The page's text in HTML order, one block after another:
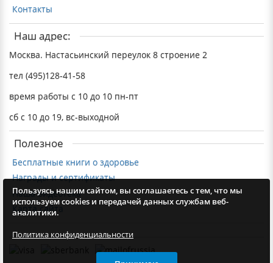
Контакты
Наш адрес:
Москва. Настасьинский переулок 8 строение 2
тел (495)128-41-58
время работы с 10 до 10 пн-пт
сб с 10 до 19, вс-выходной
Полезное
Бесплатные книги о здоровье
Награды и сертификаты
Наша видеотека
Карта сайта
Пользуясь нашим сайтом, вы соглашаетесь с тем, что мы
используем cookies и передачей данных службам веб-
аналитики.
Политика конфиденциальности